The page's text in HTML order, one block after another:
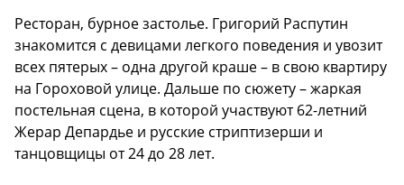
Ресторан, бурное застолье. Григорий Распутин
знакомится с девицами легкого поведения и увозит
всех пятерых – одна другой краше – в свою квартиру
на Гороховой улице. Дальше по сюжету – жаркая
постельная сцена, в которой участвуют 62-летний
Жерар Депардье и русские стриптизерши и
танцовщицы от 24 до 28 лет.